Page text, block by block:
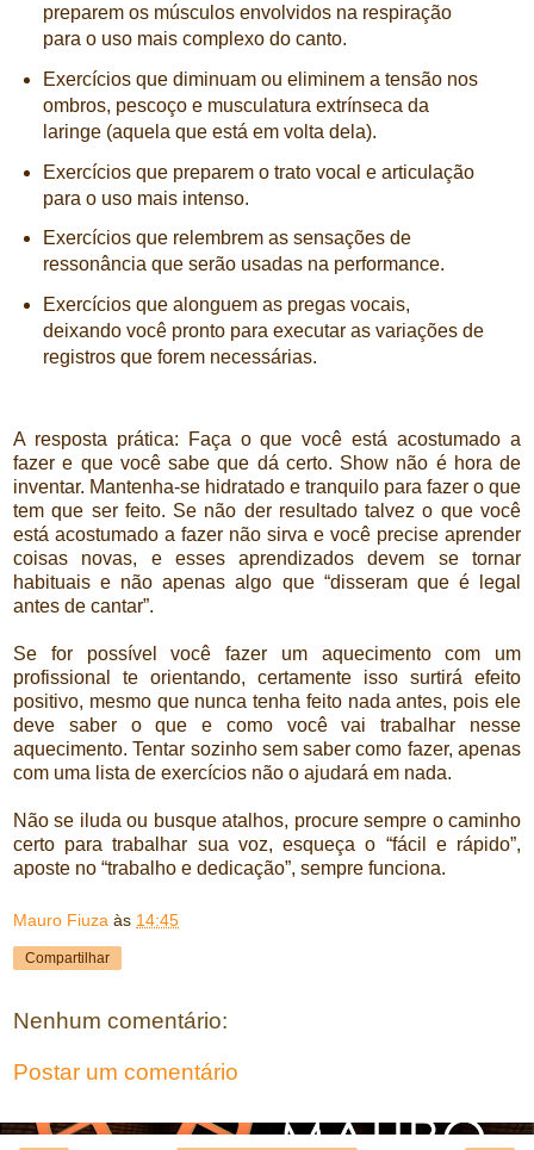
preparem os músculos envolvidos na respiração
para o uso mais complexo do canto.
Exercícios que diminuam ou eliminem a tensão nos
ombros, pescoço e musculatura extrínseca da
laringe (aquela que está em volta dela).
Exercícios que preparem o trato vocal e articulação
para o uso mais intenso.
Exercícios que relembrem as sensações de
ressonância que serão usadas na performance.
Exercícios que alonguem as pregas vocais,
deixando você pronto para executar as variações de
registros que forem necessárias.
A resposta prática: Faça o que você está acostumado a
fazer e que você sabe que dá certo. Show não é hora de
inventar. Mantenha-se hidratado e tranquilo para fazer o que
tem que ser feito. Se não der resultado talvez o que você
está acostumado a fazer não sirva e você precise aprender
coisas novas, e esses aprendizados devem se tornar
habituais e não apenas algo que “disseram que é legal
antes de cantar”.
Se for possível você fazer um aquecimento com um
profissional te orientando, certamente isso surtirá efeito
positivo, mesmo que nunca tenha feito nada antes, pois ele
deve saber o que e como você vai trabalhar nesse
aquecimento. Tentar sozinho sem saber como fazer, apenas
com uma lista de exercícios não o ajudará em nada.
Não se iluda ou busque atalhos, procure sempre o caminho
certo para trabalhar sua voz, esqueça o “fácil e rápido”,
aposte no “trabalho e dedicação”, sempre funciona.
Mauro Fiuza às 14:45
Compartilhar
Nenhum comentário:
Postar um comentário